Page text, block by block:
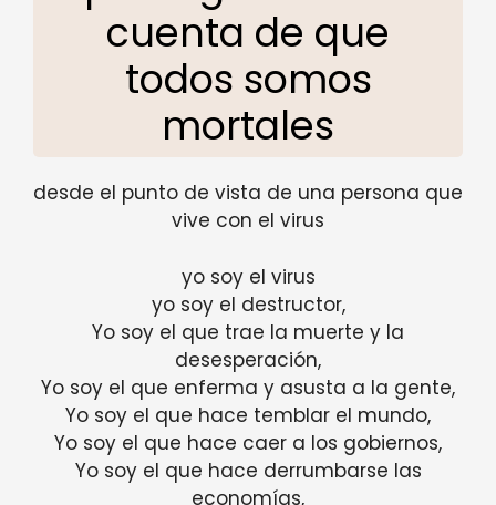
cuenta de que
todos somos
mortales
desde el punto de vista de una persona que
vive con el virus
yo soy el virus
yo soy el destructor,
Yo soy el que trae la muerte y la
desesperación,
Yo soy el que enferma y asusta a la gente,
Yo soy el que hace temblar el mundo,
Yo soy el que hace caer a los gobiernos,
Yo soy el que hace derrumbarse las
economías,